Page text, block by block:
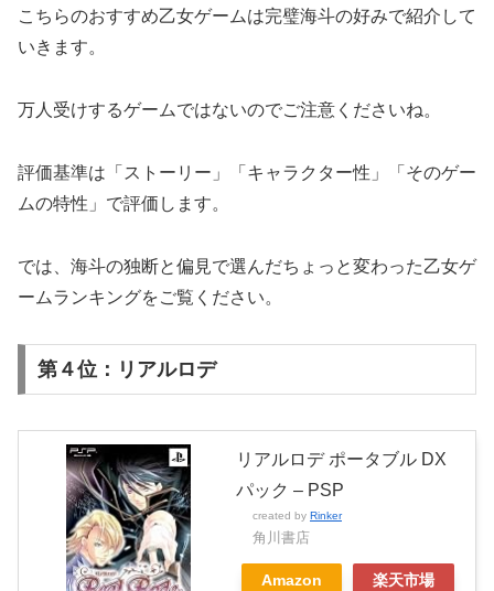
こちらのおすすめ乙女ゲームは完璧海斗の好みで紹介して
いきます。
万人受けするゲームではないのでご注意くださいね。
評価基準は 「ストーリー」「キャラクター性」「そのゲー
ムの特性」 で評価します。
では、海斗の独断と偏見で選んだちょっと変わった乙女ゲ
ームランキングをご覧ください。
第４位：リアルロデ
リアルロデ ポータブル DX
パック – PSP
created by Rinker
角川書店
Amazon 楽天市場